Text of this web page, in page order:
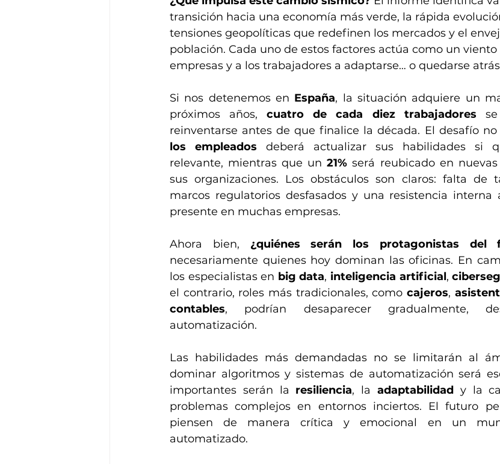
transición hacia una economía más verde, la rápida
tensiones geopolíticas que redefinen los mercados y el
población. Cada uno de estos factores actúa como un
empresas y a los trabajadores a adaptarse… o quedarse
Si nos detenemos en España, la situación adquiere un
próximos años, cuatro de cada diez trabajadores
reinventarse antes de que finalice la década. El desafío no
los empleados deberá actualizar sus habilidades si
relevante, mientras que un 21% será reubicado en
sus organizaciones. Los obstáculos son claros: falta de
marcos regulatorios desfasados y una resistencia
presente en muchas empresas.
Ahora bien, ¿quiénes serán los protagonistas del
necesariamente quienes hoy dominan las oficinas. En
los especialistas en big data, inteligencia artificial,
el contrario, roles más tradicionales, como cajeros,
contables, podrían desaparecer gradualmente,
automatización.
Las habilidades más demandadas no se limitarán al
dominar algoritmos y sistemas de automatización será
importantes serán la resiliencia, la adaptabilidad y la
problemas complejos en entornos inciertos. El futuro
piensen de manera crítica y emocional en un
automatizado.